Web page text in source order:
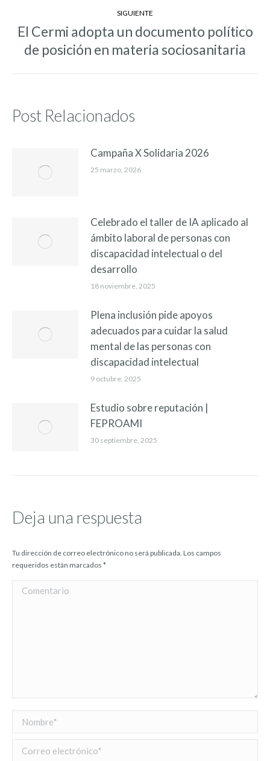
SIGUIENTE
Entrada
siguiente:
El Cermi adopta un documento político
de posición en materia sociosanitaria
Post Relacionados
Campaña X Solidaria 2026
25 marzo, 2026
Celebrado el taller de IA aplicado al
ámbito laboral de personas con
discapacidad intelectual o del
desarrollo
18 noviembre, 2025
Plena inclusión pide apoyos
adecuados para cuidar la salud
mental de las personas con
discapacidad intelectual
9 octubre, 2025
Estudio sobre reputación |
FEPROAMI
30 septiembre, 2025
Deja una respuesta
Tu dirección de correo electrónico no será publicada. Los campos
requeridos están marcados *
Comentario
Nombre *
Correo electrónico *